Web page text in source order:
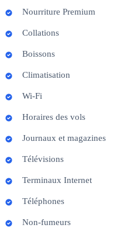
Nourriture Premium
Collations
Boissons
Climatisation
Wi-Fi
Horaires des vols
Journaux et magazines
Télévisions
Terminaux Internet
Téléphones
Non-fumeurs